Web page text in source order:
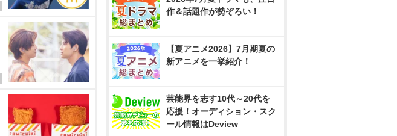
作＆話題作が勢ぞろい！
【夏アニメ2026】7月期夏の
新アニメを一挙紹介！
芸能界を志す10代～20代を
応援！オーディション・スク
ール情報はDeview